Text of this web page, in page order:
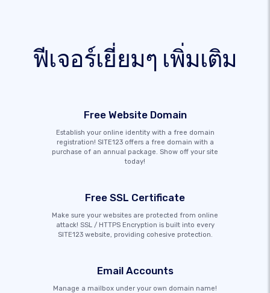
ฟีเจอร์เยี่ยมๆ เพิ่มเติม
Free Website Domain
Establish your online identity with a free domain
registration! SITE123 offers a free domain with a
purchase of an annual package. Show off your site
today!
Free SSL Certificate
Make sure your websites are protected from online
attack! SSL / HTTPS Encryption is built into every
SITE123 website, providing cohesive protection.
Email Accounts
Manage a mailbox under your own domain name!